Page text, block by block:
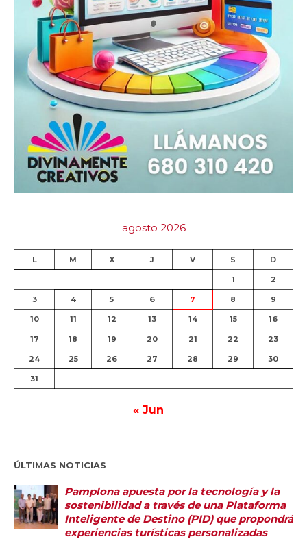
agosto 2026
L M X J V S D
1 2
3 4 5 6 7 8 9
10 11 12 13 14 15 16
17 18 19 20 21 22 23
24 25 26 27 28 29 30
31
« Jun
ÚLTIMAS NOTICIAS
Pamplona apuesta por la tecnología y la
sostenibilidad a través de una Plataforma
Inteligente de Destino (PID) que propondrá
experiencias turísticas personalizadas